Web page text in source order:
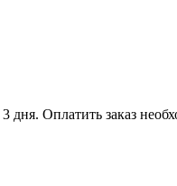
Оплатить заказ